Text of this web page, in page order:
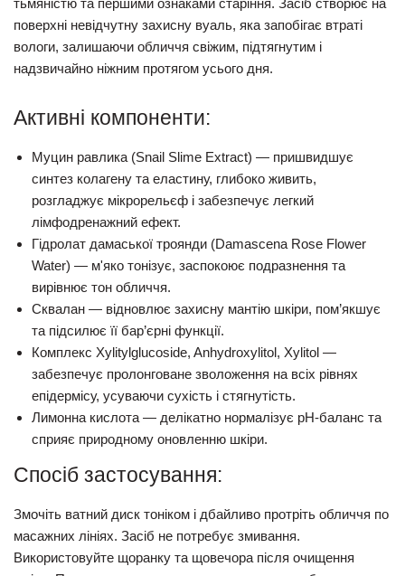
тьмяністю та першими ознаками старіння. Засіб створює на
поверхні невідчутну захисну вуаль, яка запобігає втраті
вологи, залишаючи обличчя свіжим, підтягнутим і
надзвичайно ніжним протягом усього дня.
Активні компоненти:
Муцин равлика (Snail Slime Extract) — пришвидшує
синтез колагену та еластину, глибоко живить,
розгладжує мікрорельєф і забезпечує легкий
лімфодренажний ефект.
Гідролат дамаської троянди (Damascena Rose Flower
Water) — м'яко тонізує, заспокоює подразнення та
вирівнює тон обличчя.
Сквалан — відновлює захисну мантію шкіри, пом’якшує
та підсилює її бар’єрні функції.
Комплекс Xylitylglucoside, Anhydroxylitol, Xylitol —
забезпечує пролонговане зволоження на всіх рівнях
епідермісу, усуваючи сухість і стягнутість.
Лимонна кислота — делікатно нормалізує pH-баланс та
сприяє природному оновленню шкіри.
Спосіб застосування:
Змочіть ватний диск тоніком і дбайливо протріть обличчя по
масажних лініях. Засіб не потребує змивання.
Використовуйте щоранку та щовечора після очищення